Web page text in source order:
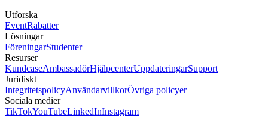
Utforska
EventRabatter
Lösningar
FöreningarStudenter
Resurser
KundcaseAmbassadörHjälpcenterUppdateringarSupport
Juridiskt
IntegritetspolicyAnvändarvillkorÖvriga policyer
Sociala medier
TikTokYouTubeLinkedInInstagram